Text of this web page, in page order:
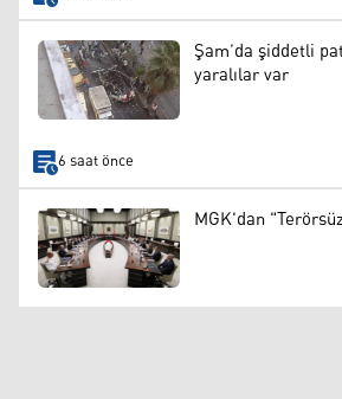
Şam’da şiddetli
yaralılar var
6 saat önce
MGK'dan